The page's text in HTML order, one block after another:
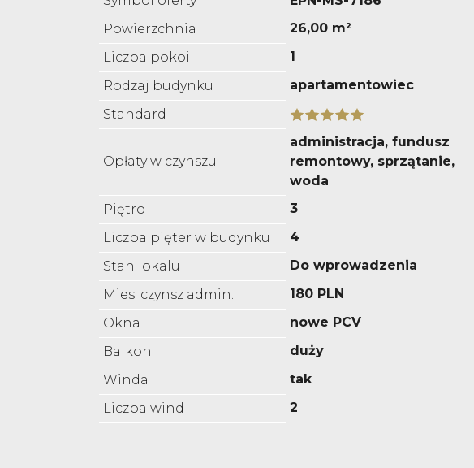
Powierzchnia
26,00 m²
Liczba pokoi
1
Rodzaj budynku
apartamentowiec
Standard
Opłaty w czynszu
administracja, fundusz
remontowy, sprzątanie,
woda
Piętro
3
Liczba pięter w budynku
4
Stan lokalu
Do wprowadzenia
Mies. czynsz admin.
180 PLN
Okna
nowe PCV
Balkon
duży
Winda
tak
Liczba wind
2